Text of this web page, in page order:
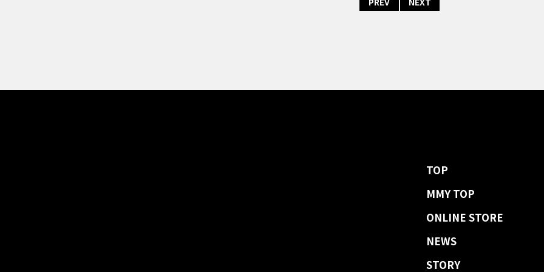
TOP
MMY TOP
ONLINE STORE
NEWS
STORY